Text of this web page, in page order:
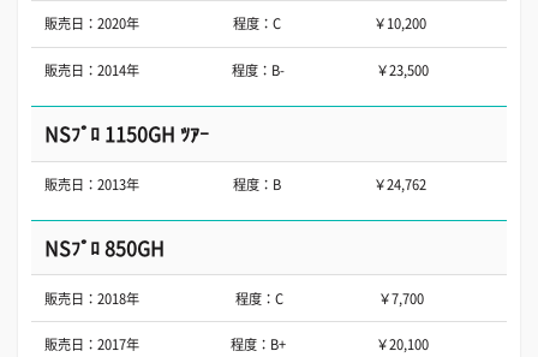
販売日：2020年 程度：C ￥10,200
販売日：2014年 程度：B- ￥23,500
NSﾌﾟﾛ 1150GH ﾂｱｰ
販売日：2013年 程度：B ￥24,762
NSﾌﾟﾛ 850GH
販売日：2018年 程度：C ￥7,700
販売日：2017年 程度：B+ ￥20,100